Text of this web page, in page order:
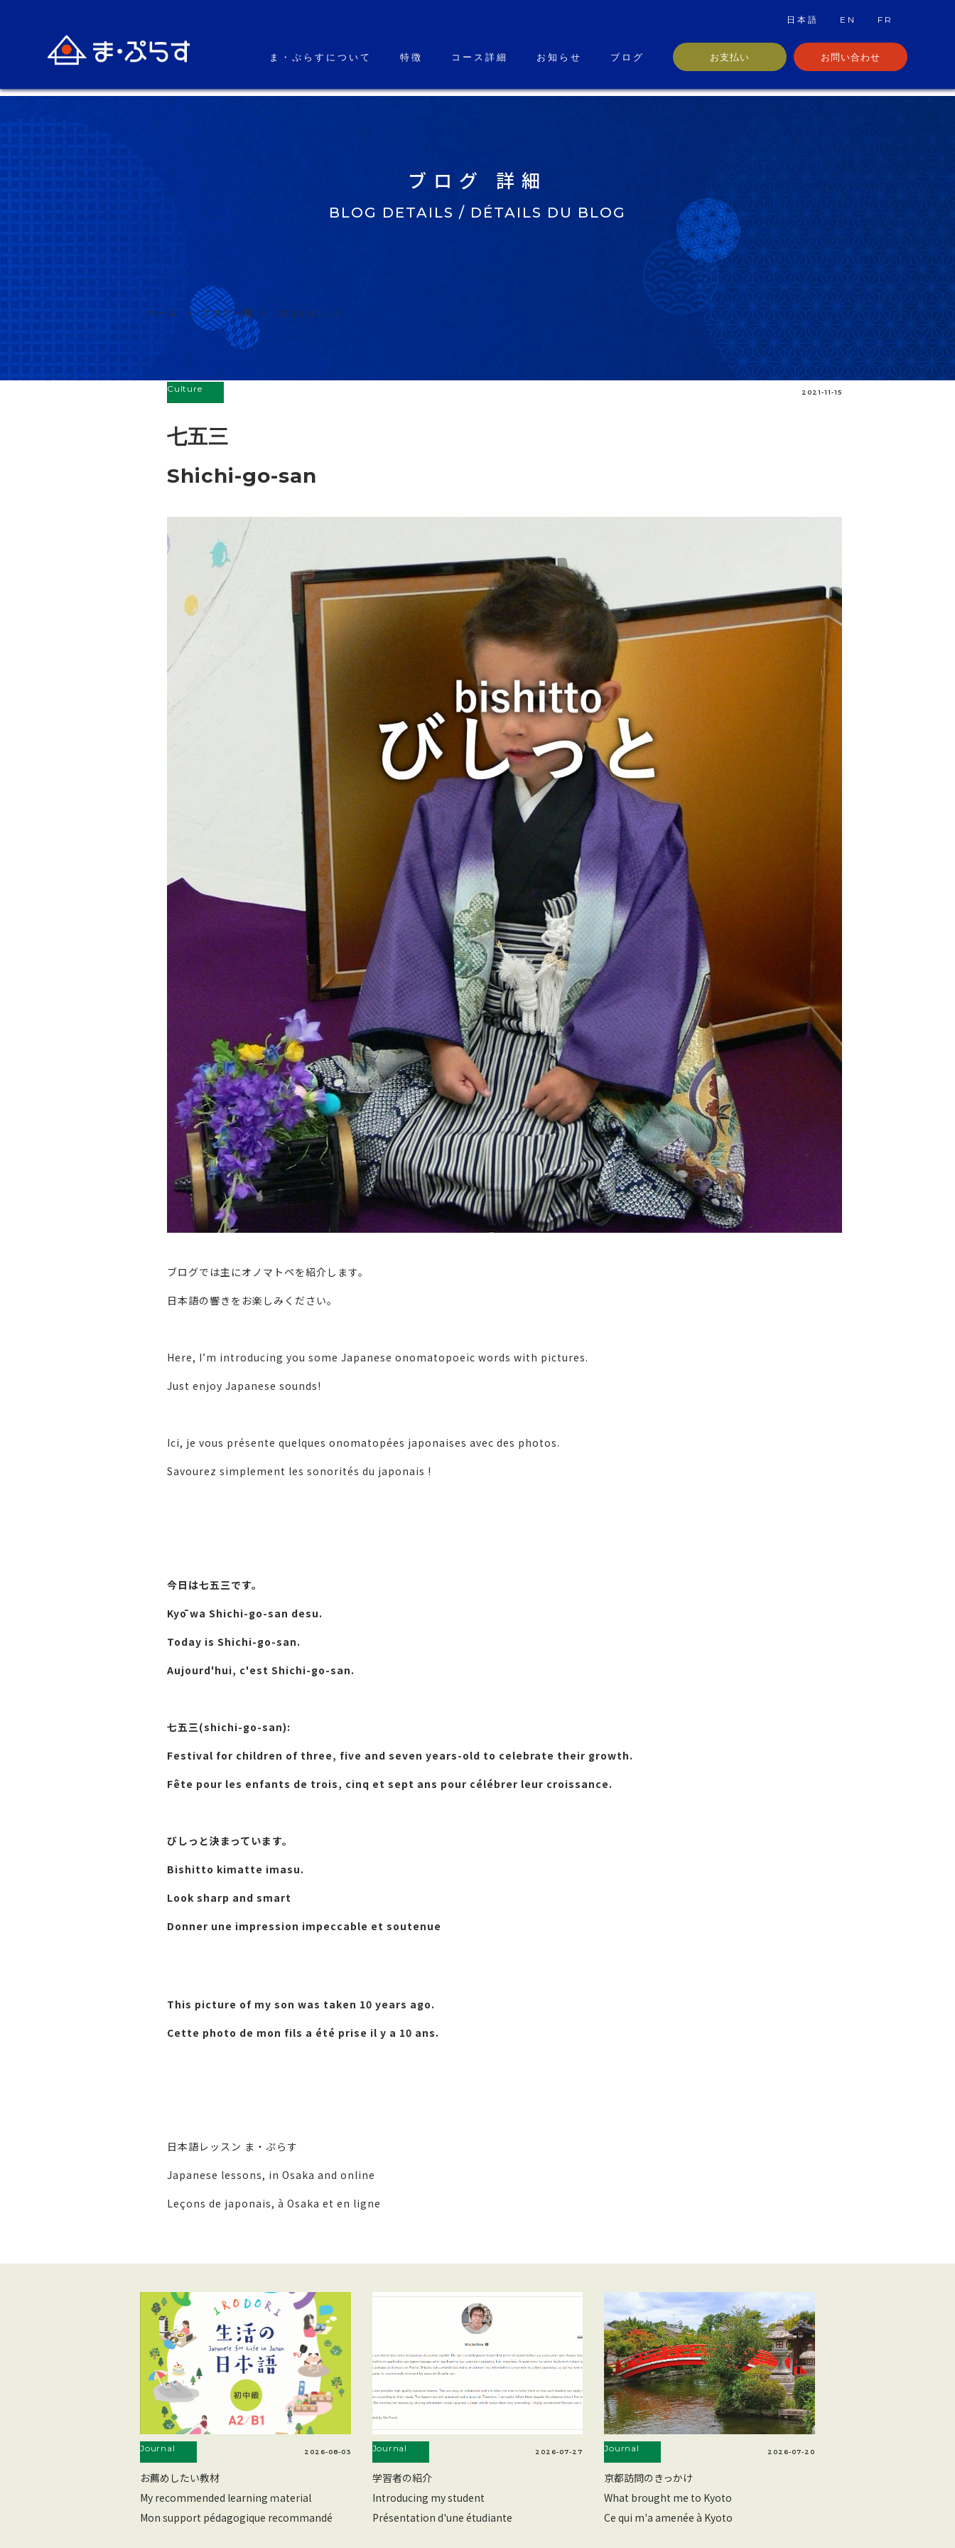
日本語 EN FR
ま・ぷらすについて 特徴 コース詳細 お知らせ ブログ お支払い お問い合わせ
ブログ 詳細
BLOG DETAILS / DÉTAILS DU BLOG
ホーム > ブログ一覧 > 2021-11-15
Culture 2021-11-15
七五三
Shichi-go-san
ブログでは主にオノマトペを紹介します。
日本語の響きをお楽しみください。
Here, I’m introducing you some Japanese onomatopoeic words with pictures.
Just enjoy Japanese sounds!
Ici, je vous présente quelques onomatopées japonaises avec des photos.
Savourez simplement les sonorités du japonais !
今日は七五三です。
Kyō wa Shichi-go-san desu.
Today is Shichi-go-san.
Aujourd'hui, c'est Shichi-go-san.
七五三(shichi-go-san):
Festival for children of three, five and seven years-old to celebrate their growth.
Fête pour les enfants de trois, cinq et sept ans pour célébrer leur croissance.
びしっと決まっています。
Bishitto kimatte imasu.
Look sharp and smart
Donner une impression impeccable et soutenue
This picture of my son was taken 10 years ago.
Cette photo de mon fils a été prise il y a 10 ans.
日本語レッスン ま・ぷらす
Japanese lessons, in Osaka and online
Leçons de japonais, à Osaka et en ligne
Journal 2026-08-03
お薦めしたい教材
My recommended learning ｍaterial
Mon support pédagogique recommandé
Journal 2026-07-27
学習者の紹介
Introducing my student
Présentation d'une étudiante
Journal 2026-07-20
京都訪問のきっかけ
What brought me to Kyoto
Ce qui m'a amenée à Kyoto